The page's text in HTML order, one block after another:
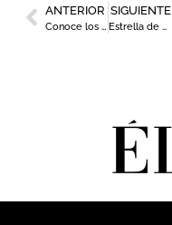
ANTERIOR
Conoce los RRHH de siete importantes empresas de la Región
SIGUIENTE
Estrella de Levante presenta la nueva edición de ‘Murcia de Tapas’